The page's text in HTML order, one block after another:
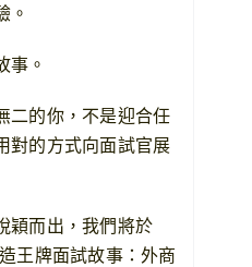
。
事。
二的你，不是迎合任
對的方式向面試官展
穎而出，我們將於
王牌面試故事：外商